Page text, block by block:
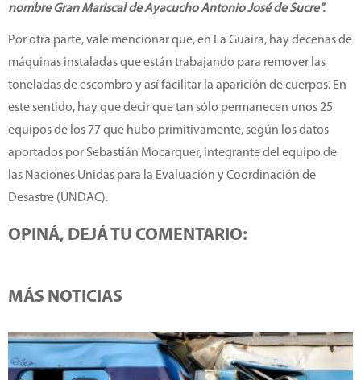
nombre Gran Mariscal de Ayacucho Antonio José de Sucre”.
Por otra parte, vale mencionar que, en La Guaira, hay decenas de
máquinas instaladas que están trabajando para remover las
toneladas de escombro y así facilitar la aparición de cuerpos. En
este sentido, hay que decir que tan sólo permanecen unos 25
equipos de los 77 que hubo primitivamente, según los datos
aportados por Sebastián Mocarquer, integrante del equipo de
las Naciones Unidas para la Evaluación y Coordinación de
Desastre (UNDAC).
OPINÁ, DEJÁ TU COMENTARIO:
MÁS NOTICIAS